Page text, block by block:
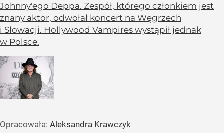
Johnny'ego Deppa. Zespół, którego członkiem jest
znany aktor, odwołał koncert na Węgrzech
i Słowacji. Hollywood Vampires wystąpił jednak
w Polsce.
Opracowała: Aleksandra Krawczyk